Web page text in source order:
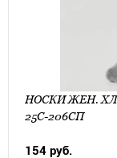
НОСКИ ЖЕН.
25С-206СП
154 руб.